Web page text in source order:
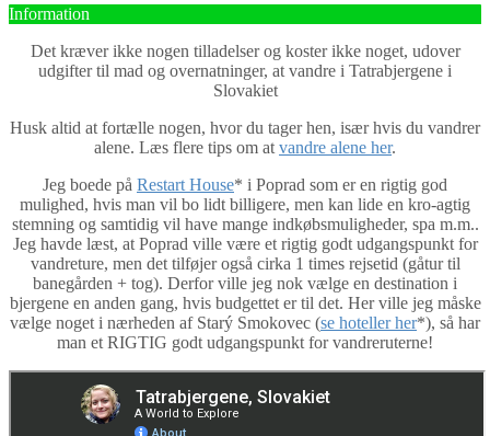
Information
Det kræver ikke nogen tilladelser og koster ikke noget, udover
udgifter til mad og overnatninger, at vandre i Tatrabjergene i
Slovakiet
Husk altid at fortælle nogen, hvor du tager hen, især hvis du vandrer
alene. Læs flere tips om at vandre alene her.
Jeg boede på Restart House* i Poprad som er en rigtig god
mulighed, hvis man vil bo lidt billigere, men kan lide en kro-agtig
stemning og samtidig vil have mange indkøbsmuligheder, spa m.m..
Jeg havde læst, at Poprad ville være et rigtig godt udgangspunkt for
vandreture, men det tilføjer også cirka 1 times rejsetid (gåtur til
banegården + tog). Derfor ville jeg nok vælge en destination i
bjergene en anden gang, hvis budgettet er til det. Her ville jeg måske
vælge noget i nærheden af Starý Smokovec (se hoteller her*), så har
man et RIGTIG godt udgangspunkt for vandreruterne!